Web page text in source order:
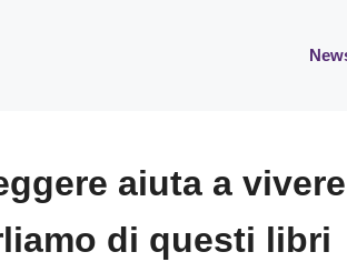
aiuta a vivere
di questi libri